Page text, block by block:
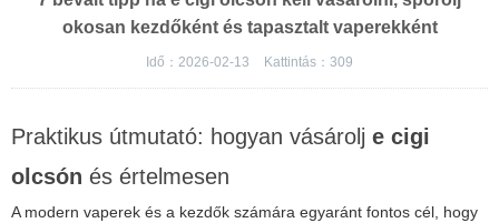
okosan kezdőként és tapasztalt vaperekként
Idő：2026-02-13 Kattintás： 309
Praktikus útmutató: hogyan vásárolj e cigi
olcsón és értelmesen
A modern vaperek és a kezdők számára egyaránt fontos cél, hogy